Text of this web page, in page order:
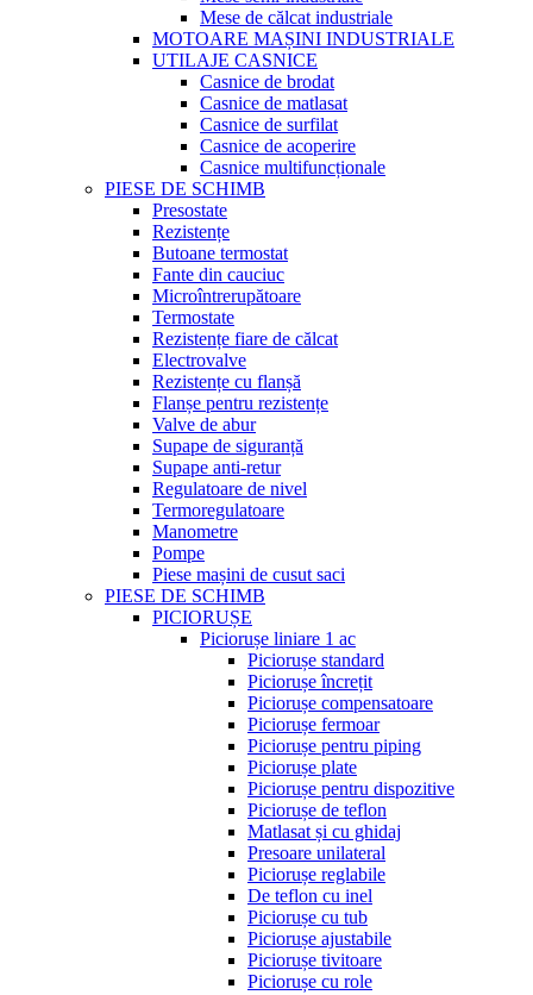
Mese de călcat industriale
MOTOARE MAȘINI INDUSTRIALE
UTILAJE CASNICE
Casnice de brodat
Casnice de matlasat
Casnice de surfilat
Casnice de acoperire
Casnice multifuncționale
PIESE DE SCHIMB
Presostate
Rezistențe
Butoane termostat
Fante din cauciuc
Microîntrerupătoare
Termostate
Rezistențe fiare de călcat
Electrovalve
Rezistențe cu flanșă
Flanșe pentru rezistențe
Valve de abur
Supape de siguranță
Supape anti-retur
Regulatoare de nivel
Termoregulatoare
Manometre
Pompe
Piese mașini de cusut saci
PIESE DE SCHIMB
PICIORUȘE
Piciorușe liniare 1 ac
Piciorușe standard
Piciorușe încrețit
Piciorușe compensatoare
Piciorușe fermoar
Piciorușe pentru piping
Piciorușe plate
Piciorușe pentru dispozitive
Piciorușe de teflon
Matlasat și cu ghidaj
Presoare unilateral
Piciorușe reglabile
De teflon cu inel
Piciorușe cu tub
Piciorușe ajustabile
Piciorușe tivitoare
Piciorușe cu role